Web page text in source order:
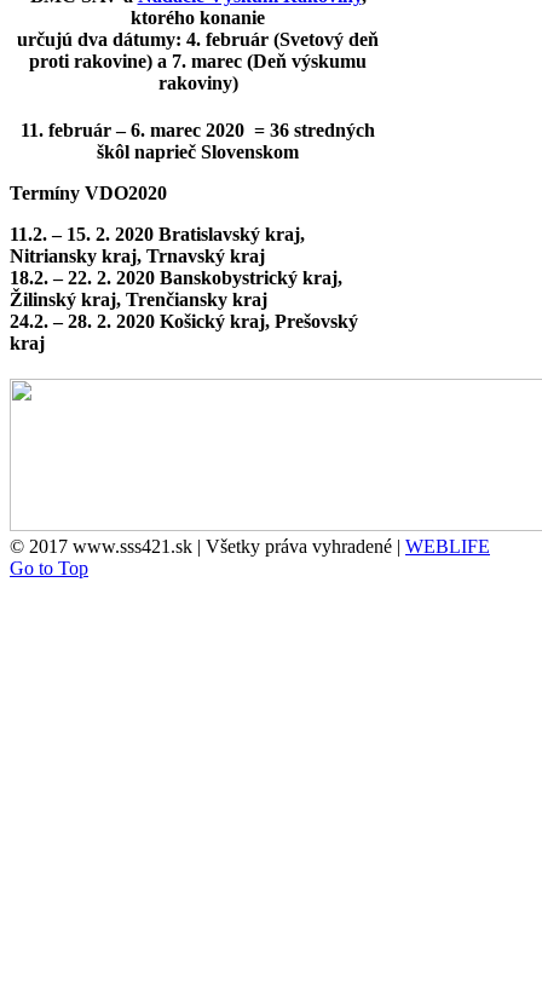
ktorého konanie
určujú dva dátumy: 4. február (Svetový deň
proti rakovine) a 7. marec (Deň výskumu
rakoviny)
11. február – 6. marec 2020 = 36 stredných
škôl naprieč Slovenskom
Termíny VDO2020
11.2. – 15. 2. 2020 Bratislavský kraj,
Nitriansky kraj, Trnavský kraj
18.2. – 22. 2. 2020 Banskobystrický kraj,
Žilinský kraj, Trenčiansky kraj
24.2. – 28. 2. 2020 Košický kraj, Prešovský
kraj
© 2017 www.sss421.sk | Všetky práva vyhradené | WEBLIFE
Go to Top